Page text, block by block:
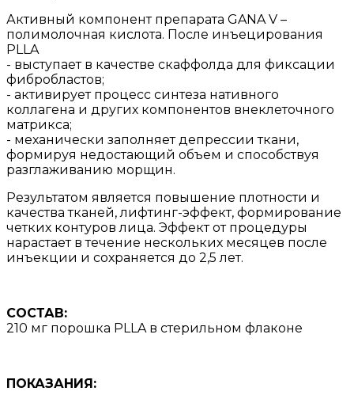
Активный компонент препарата GANA V –
полимолочная кислота. После инъецирования
PLLA
- выступает в качестве скаффолда для фиксации
фибробластов;
- активирует процесс синтеза нативного
коллагена и других компонентов внеклеточного
матрикса;
- механически заполняет депрессии ткани,
формируя недостающий объем и способствуя
разглаживанию морщин.
Результатом является повышение плотности и
качества тканей, лифтинг-эффект, формирование
четких контуров лица. Эффект от процедуры
нарастает в течение нескольких месяцев после
инъекции и сохраняется до 2,5 лет.
СОСТАВ:
210 мг порошка PLLA в стерильном флаконе
ПОКАЗАНИЯ: